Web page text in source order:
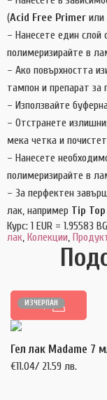
(Acid Free Primer или
– Нанесете един слой
полимеризирайте в
– Ако повърхността
тампон и препарат за
– Използвайте
– Отстранете
мека четка и
– Нанесете
полимеризирайте в
– За перфектен
лак, например Tip Top
Курс: 1 EUR = 1.95583
лак Колекции
ИЗЧЕРПАН
ОЩЕ
Гел лак Madame 7
€11.04/ 21.59 лв.